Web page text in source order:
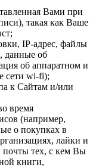
Вами при
такая как Ваше
IP-адрес, файлы
данные об
об аппаратном и
сети wi-fi);
к Сайтам и/или
время
(например,
о покупках в
лайки и
почты тех, с кем Вы
книги,